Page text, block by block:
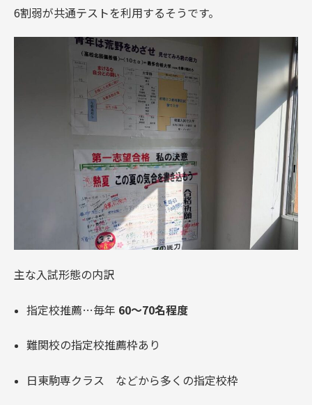
6割弱が共通テストを利用するそうです。
主な入試形態の内訳
指定校推薦…毎年 60〜70名程度
難関校の指定校推薦枠あり
日東駒専クラス などから多くの指定校枠